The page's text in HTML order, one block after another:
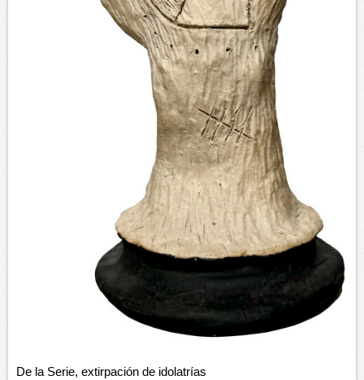
De la Serie, extirpación de idolatrías